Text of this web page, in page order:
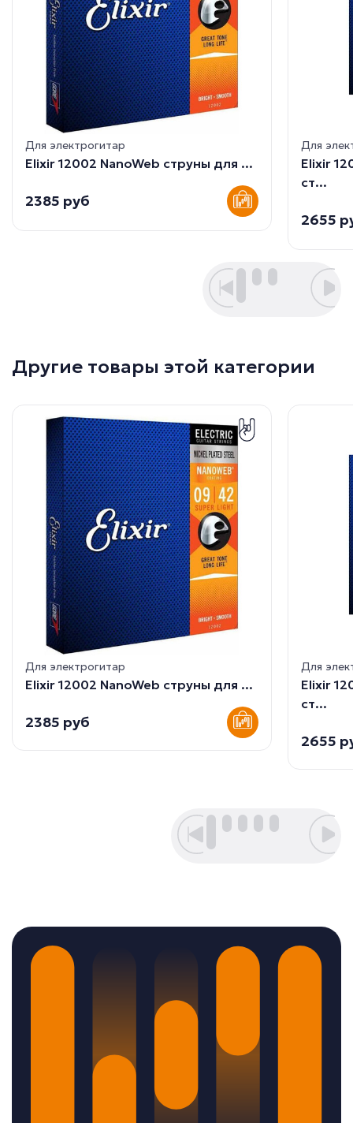
Для электрогитар
Elixir 12002 NanoWeb струны для ...
2385 руб
Для
Elixir
ст...
2655
Другие товары этой категории
Для электрогитар
Elixir 12002 NanoWeb струны для ...
2385 руб
Для
Elixir
ст...
2655